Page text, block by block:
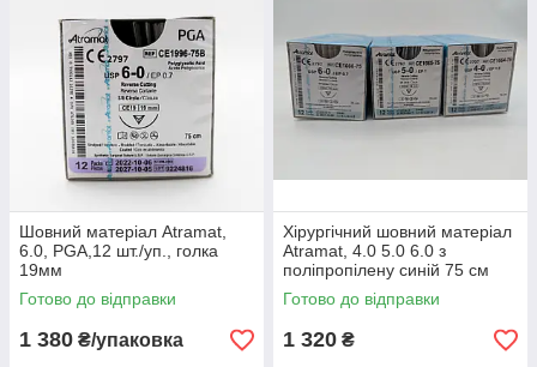
Шовний матеріал Atramat,
6.0, PGA,12 шт./уп., голка
19мм
Готово до відправки
1 380 ₴/упаковка
Хірургічний шовний матеріал
Atramat, 4.0 5.0 6.0 з
поліпропілену синій 75 см
голка 16мм
Готово до відправки
1 320 ₴